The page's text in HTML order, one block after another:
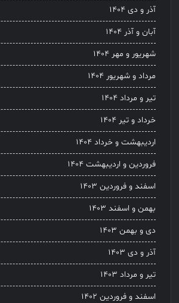
آذر و دی ۱۴۰۴
آبان و آذر ۱۴۰۴
شهریور و مهر ۱۴۰۴
مرداد و شهریور ۱۴۰۴
تیر و مرداد ۱۴۰۴
خرداد و تیر ۱۴۰۴
اردیبهشت و خرداد ۱۴۰۴
فروردین و اردیبهشت ۱۴۰۴
اسفند و فروردین ۱۴۰۳
بهمن و اسفند ۱۴۰۳
دی و بهمن ۱۴۰۳
آذر و دی ۱۴۰۳
تیر و مرداد ۱۴۰۳
اسفند و فروردین ۱۴۰۲